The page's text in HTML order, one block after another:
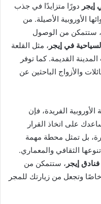
إيجر دورًا متزايدًا في جذب
الأوروبية الأصيلة. من
، ستتمكن من الوصول
في إيجر ، مثل القلعة
القديمة. كما توفر
والأزواج الباحثين عن
الفريدة، فإن
على اتخاذ القرار
بل تمثل محطة مهمة
الثقافي والمعماري.
إيجر ، ستتمكن من
وتجعل من زيارتك للمجر